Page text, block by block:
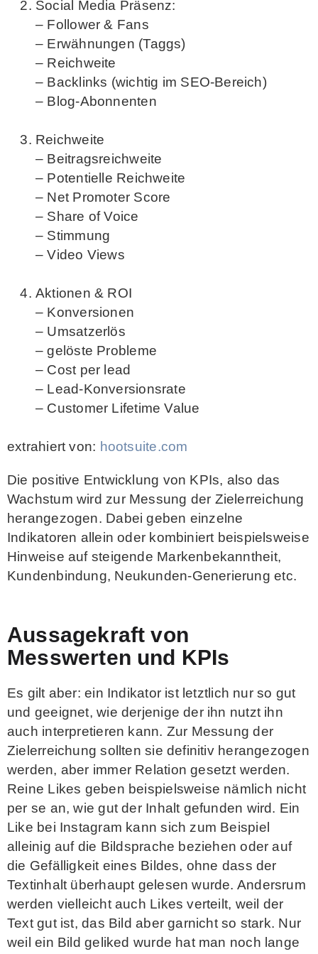
Social Media Präsenz:
– Follower & Fans
– Erwähnungen (Taggs)
– Reichweite
– Backlinks (wichtig im SEO-Bereich)
– Blog-Abonnenten
Reichweite
– Beitragsreichweite
– Potentielle Reichweite
– Net Promoter Score
– Share of Voice
– Stimmung
– Video Views
Aktionen & ROI
– Konversionen
– Umsatzerlös
– gelöste Probleme
– Cost per lead
– Lead-Konversionsrate
– Customer Lifetime Value
extrahiert von: hootsuite.com
Die positive Entwicklung von KPIs, also das
Wachstum wird zur Messung der Zielerreichung
herangezogen. Dabei geben einzelne
Indikatoren allein oder kombiniert beispielsweise
Hinweise auf steigende Markenbekanntheit,
Kundenbindung, Neukunden-Generierung etc.
Aussagekraft von
Messwerten und KPIs
Es gilt aber: ein Indikator ist letztlich nur so gut
und geeignet, wie derjenige der ihn nutzt ihn
auch interpretieren kann. Zur Messung der
Zielerreichung sollten sie definitiv herangezogen
werden, aber immer Relation gesetzt werden.
Reine Likes geben beispielsweise nämlich nicht
per se an, wie gut der Inhalt gefunden wird. Ein
Like bei Instagram kann sich zum Beispiel
alleinig auf die Bildsprache beziehen oder auf
die Gefälligkeit eines Bildes, ohne dass der
Textinhalt überhaupt gelesen wurde. Andersrum
werden vielleicht auch Likes verteilt, weil der
Text gut ist, das Bild aber garnicht so stark. Nur
weil ein Bild geliked wurde hat man noch lange